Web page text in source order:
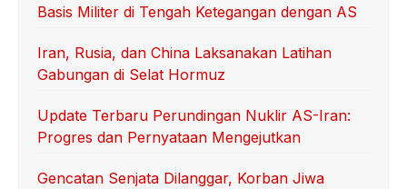
Basis Militer di Tengah Ketegangan dengan AS
Iran, Rusia, dan China Laksanakan Latihan
Gabungan di Selat Hormuz
Update Terbaru Perundingan Nuklir AS-Iran:
Progres dan Pernyataan Mengejutkan
Gencatan Senjata Dilanggar, Korban Jiwa